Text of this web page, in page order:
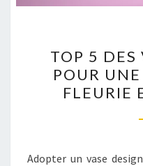
TOP 5 DES
POUR
FLEURIE
Adopter un vase